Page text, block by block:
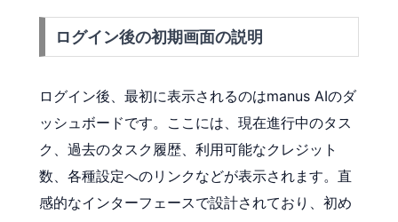
ログイン後の初期画面の説明
ログイン後、最初に表示されるのはmanus AIのダ
ッシュボードです。ここには、現在進行中のタス
ク、過去のタスク履歴、利用可能なクレジット
数、各種設定へのリンクなどが表示されます。直
感的なインターフェースで設計されており、初め